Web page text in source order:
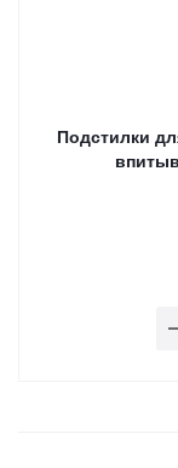
Подстилки